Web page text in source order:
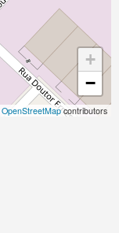
+
−
OpenStreetMapcontributors